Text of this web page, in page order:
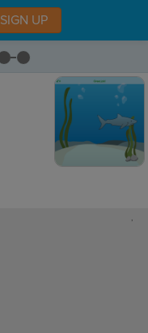
SIGN UP
,